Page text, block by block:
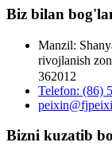
Biz bilan
Manzil:
rivojlanish
362012
Telefon: (86)
Bizni kuzatib